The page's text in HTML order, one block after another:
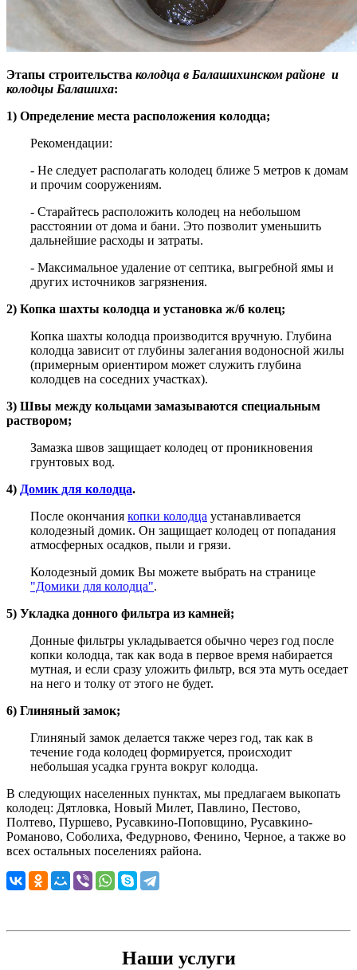
Этапы строительства колодца в Балашихинском районе и
колодцы Балашиха:
1) Определение места расположения колодца;
Рекомендации:
- Не следует располагать колодец ближе 5 метров к домам
и прочим сооружениям.
- Старайтесь расположить колодец на небольшом
расстоянии от дома и бани. Это позволит уменьшить
дальнейшие расходы и затраты.
- Максимальное удаление от септика, выгребной ямы и
других источников загрязнения.
2) Копка шахты колодца и установка ж/б колец;
Копка шахты колодца производится вручную. Глубина
колодца зависит от глубины залегания водоносной жилы
(примерным ориентиром может служить глубина
колодцев на соседних участках).
3) Швы между кольцами замазываются специальным
раствором;
Замазка швов защищает колодец от проникновения
грунтовых вод.
4) Домик для колодца.
После окончания копки колодца устанавливается
колодезный домик. Он защищает колодец от попадания
атмосферных осадков, пыли и грязи.
Колодезный домик Вы можете выбрать на странице
"Домики для колодца".
5) Укладка донного фильтра из камней;
Донные фильтры укладывается обычно через год после
копки колодца, так как вода в первое время набирается
мутная, и если сразу уложить фильтр, вся эта муть оседает
на него и толку от этого не будет.
6) Глиняный замок;
Глиняный замок делается также через год, так как в
течение года колодец формируется, происходит
небольшая усадка грунта вокруг колодца.
В следующих населенных пунктах, мы предлагаем выкопать
колодец: Дятловка, Новый Милет, Павлино, Пестово,
Полтево, Пуршево, Русавкино-Поповщино, Русавкино-
Романово, Соболиха, Федурново, Фенино, Черное, а также во
всех остальных поселениях района.
Наши услуги